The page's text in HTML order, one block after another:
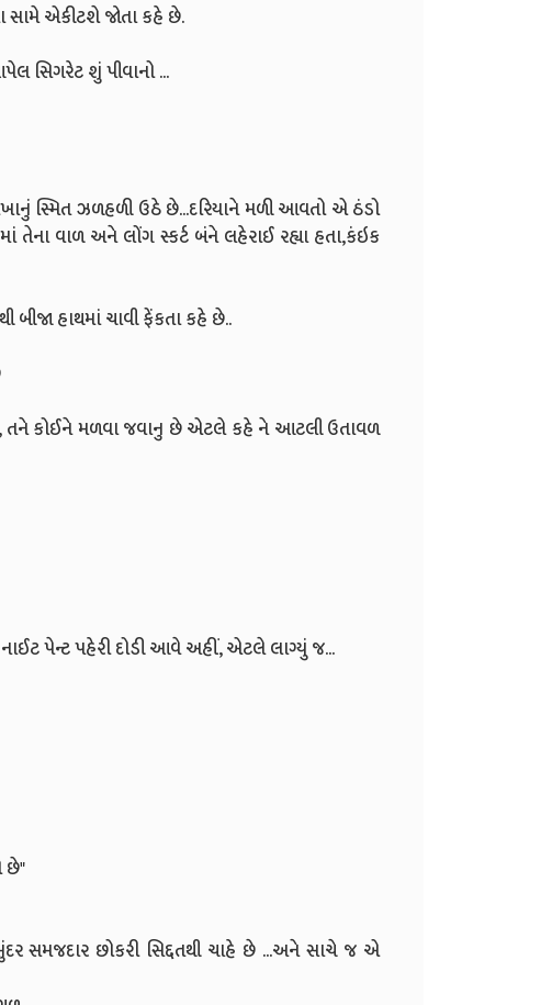
સામે એકીટશે જોતા કહે છે.
સિગરેટ શું પીવાનો ...
સ્મિત ઝળહળી ઉઠે છે...દરિયાને મળી આવતો એ ઠંડો
વાળ અને લોંગ સ્કર્ટ બંને લહેરાઈ રહ્યા હતા,કંઇક
હાથમાં ચાવી ફેંકતા કહે છે..
તને કોઈને મળવા જવાનુ છે એટલે કહે ને આટલી ઉતાવળ
પેન્ટ પહેરી દોડી આવે અહીં, એટલે લાગ્યું જ...
છે"
સમજદાર છોકરી સિદ્દતથી ચાહે છે ...અને સાચે જ એ